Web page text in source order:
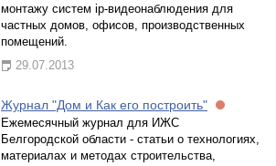
монтажу систем ip-видеонаблюдения для
частных домов, офисов, производственных
помещений.
29.07.2013
Журнал "Дом и Как его построить"
Ежемесячный журнал для ИЖС
Белгородской области - статьи о технологиях,
материалах и методах строительства,